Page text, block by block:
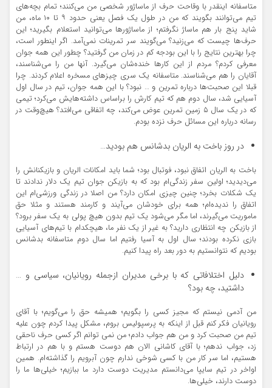
متاسفانه اینقدر با وقاحت حرف از ماساژور شخصی من می‌کنند؛ تمام بچه‌های
تیم می‌توانند بگویند که من در طول یک فصل یعنی حدود ۹ تا ۱۰ ماه، من
شاید پنج بار هم ماساژ نگرفتم؛ از ماساژورها می‌توانید استعلام بگیرید؛ این
حرف‌ها چیست که می‌زنید؟ می‌گویند سر تمرینات نمی‌آمد. اگر اینطور است،
چرا بهترین نتایج را با این بودجه کم در زمان من گرفتید؟ چطور این همه جوان
معرفی کردم؟ مردم از این کارها خنده‌شان می‌گیرد. آنها من را می‌شناسند،
آقایان را هم می‌شناسند. متاسفانه یک سری چیزهای مسخره اعلام کردند. چرا
قبلا این صحبت‌ها درباره تمرین و … نبود؟ با این همه جوان، تیم در سال اول
آسیایی شد، سال دوم هم که تیم کارش را براساس داشته‌هایش می‌کرد؛ تیمی
که در یک سال ۵ زمین تمرین عوض می‌کند، چه اتفاقی می‌افتد؟ هیچ‌وقت در
رسانه درباره این مسائل حرف نزده بودم.
در روز باخت به الریان بدشانس هم بودید…
باخت به الریان اتفاق نبود، فوتبال بود؛ شما باید امکانات الریان و بازیکنانش را
می‌دیدید؛ اولین سفر زندگی‌ام بود که به بازیکن جوان تیم یک دلار ندادند تا
یک شکلات بخرد؛ چنین چیزی امکان دارد؟ من اصلا در زندگی ورزشی‌ام این
اتفاق را ندیده‌ام؛ همه برای خودشان می‌آیند و کارمند هستند و مثلا حق
ماموریت می‌گیرند، اما مگر می‌شود یک تیم بدون هیچ پولی به یک سفر برود؟
از بازیکن چه انتظاری دارید؟ به غیر از یک نفر ما، هیچکدام با تیم‌های آسیایی
بازی نکرده بودند؛ سال اول به آسیا رفتیم اما سال دوم متاسفانه بدشانس
بودیم که نتوانستیم به دور بعد راه پیدا کنیم.
دلیل اختلافاتی که با برخی مدیران ازجمله رویانیان، سیاسی و …
داشتید، چه بود؟
من آدمی نیستم که مجیز کسی را بگویم؛ همیشه حق را می‌گویم؛ با آقای
رویانیان فکر کنم قبل از اینکه به پرسپولیس بروم، مشکل پیدا کردم چون علیه
تیم من صحبت کرد و من هم جواب دادم؛ من نمی ‌توانم اگر کسی حرف ناحقی
زد، جواب ندهم؛ با آقای کاشانی الان هم دوست هستم و با هم در ارتباط
هستیم، اما سر کار من با کسی شوخی ندارم چون آبرویم را گذاشته‌ام. همین
اواخر در تیم سایپا می‌دانستم مدیریت دوست دارد ما ببازیم؛ خیلی‌ها ما را
دوست دارند، خیلی‌ها.